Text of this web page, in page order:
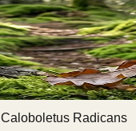
Caloboletus Radicans